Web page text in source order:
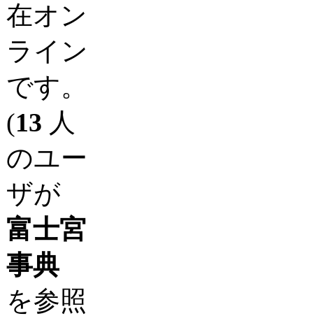
在オン
ライン
です。
(13 人
のユー
ザが
富士宮
事典
を参照